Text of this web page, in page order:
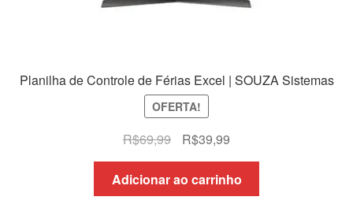
Planilha de Controle de Férias Excel | SOUZA Sistemas
OFERTA!
R$69,99
O
preço
original
era:
R$39,99O
preço
atual
é:
Adicionar ao carrinho